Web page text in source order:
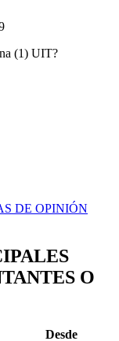
(1) UIT?
DE OPINIÓN
O
Desde